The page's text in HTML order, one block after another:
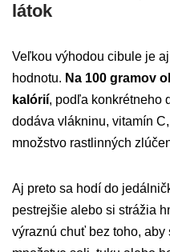
látok
Veľkou výhodou cibule je
hodnotu. Na 100 gramov
kalórií, podľa konkrétneho
dodáva vlákninu, vitamín
množstvo rastlinných
Aj preto sa hodí do
pestrejšie alebo si strážia
výraznú chuť bez toho,